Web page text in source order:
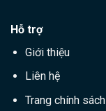
Hỗ trợ
Giới thiệu
Liên hệ
Trang chính